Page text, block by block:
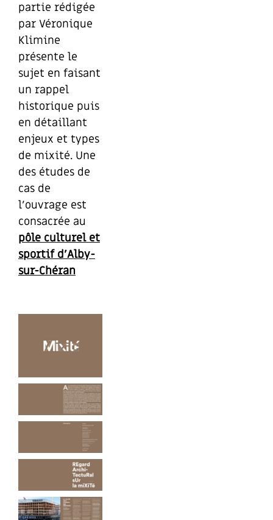
partie rédigée
par Véronique
Klimine
présente le
sujet en faisant
un rappel
historique puis
en détaillant
enjeux et types
de mixité. Une
des études de
cas de
l’ouvrage est
consacrée au
pôle culturel et
sportif d’Alby-
sur-Chéran